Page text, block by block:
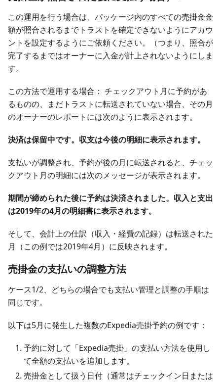
この運用を行う場合は、パッケージ内のすべての売掛金金
額が照合されるまでトラストを確定できないようにアカウ
ントを設定するようにご依頼ください。（つまり、照合が
完了するまではオーナーに入金が計上されないようにしま
す。
この方法で運用する場合： チェックアウト月に予約があ
るものの、まだトラストに転送されていない場合、その月
のオーナーのレポートには次のように表示されます。
決済は保留中です。収支は今後の明細に表示されます。
支払いが調整され、予約が後の月に転送されると、チェッ
クアウト月の明細には次のメッセージが表示されます。
期間が締められた後に予約は決済されました。収入と支出
は2019年の4月の明細書に表示されます。
そして、会計上の仕訳（収入・経費の記録）は転送された
月（この例では2019年4月）に反映されます。
売掛金の支払いの調整方法
ケース1/2、どちらの場合でも支払い管理と調整の手順は
同じです。
以下は5月に発生した複数のExpedia売掛予約の例です：
予約に対して「Expedia売掛」の支払い方法を使用し
て全額の支払いを追加します。
売掛金として扱う日付（通常はチェックイン日または